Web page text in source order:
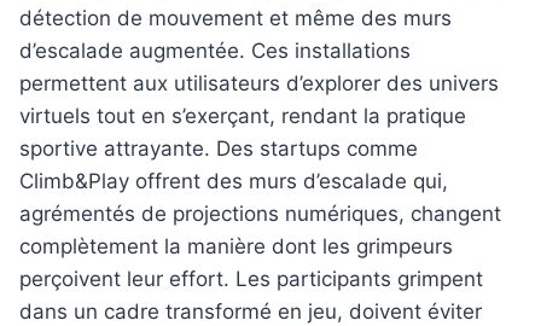
détection de mouvement et même des murs
d’escalade augmentée. Ces installations
permettent aux utilisateurs d’explorer des univers
virtuels tout en s’exerçant, rendant la pratique
sportive attrayante. Des startups comme
Climb&Play offrent des murs d’escalade qui,
agrémentés de projections numériques, changent
complètement la manière dont les grimpeurs
perçoivent leur effort. Les participants grimpent
dans un cadre transformé en jeu, doivent éviter